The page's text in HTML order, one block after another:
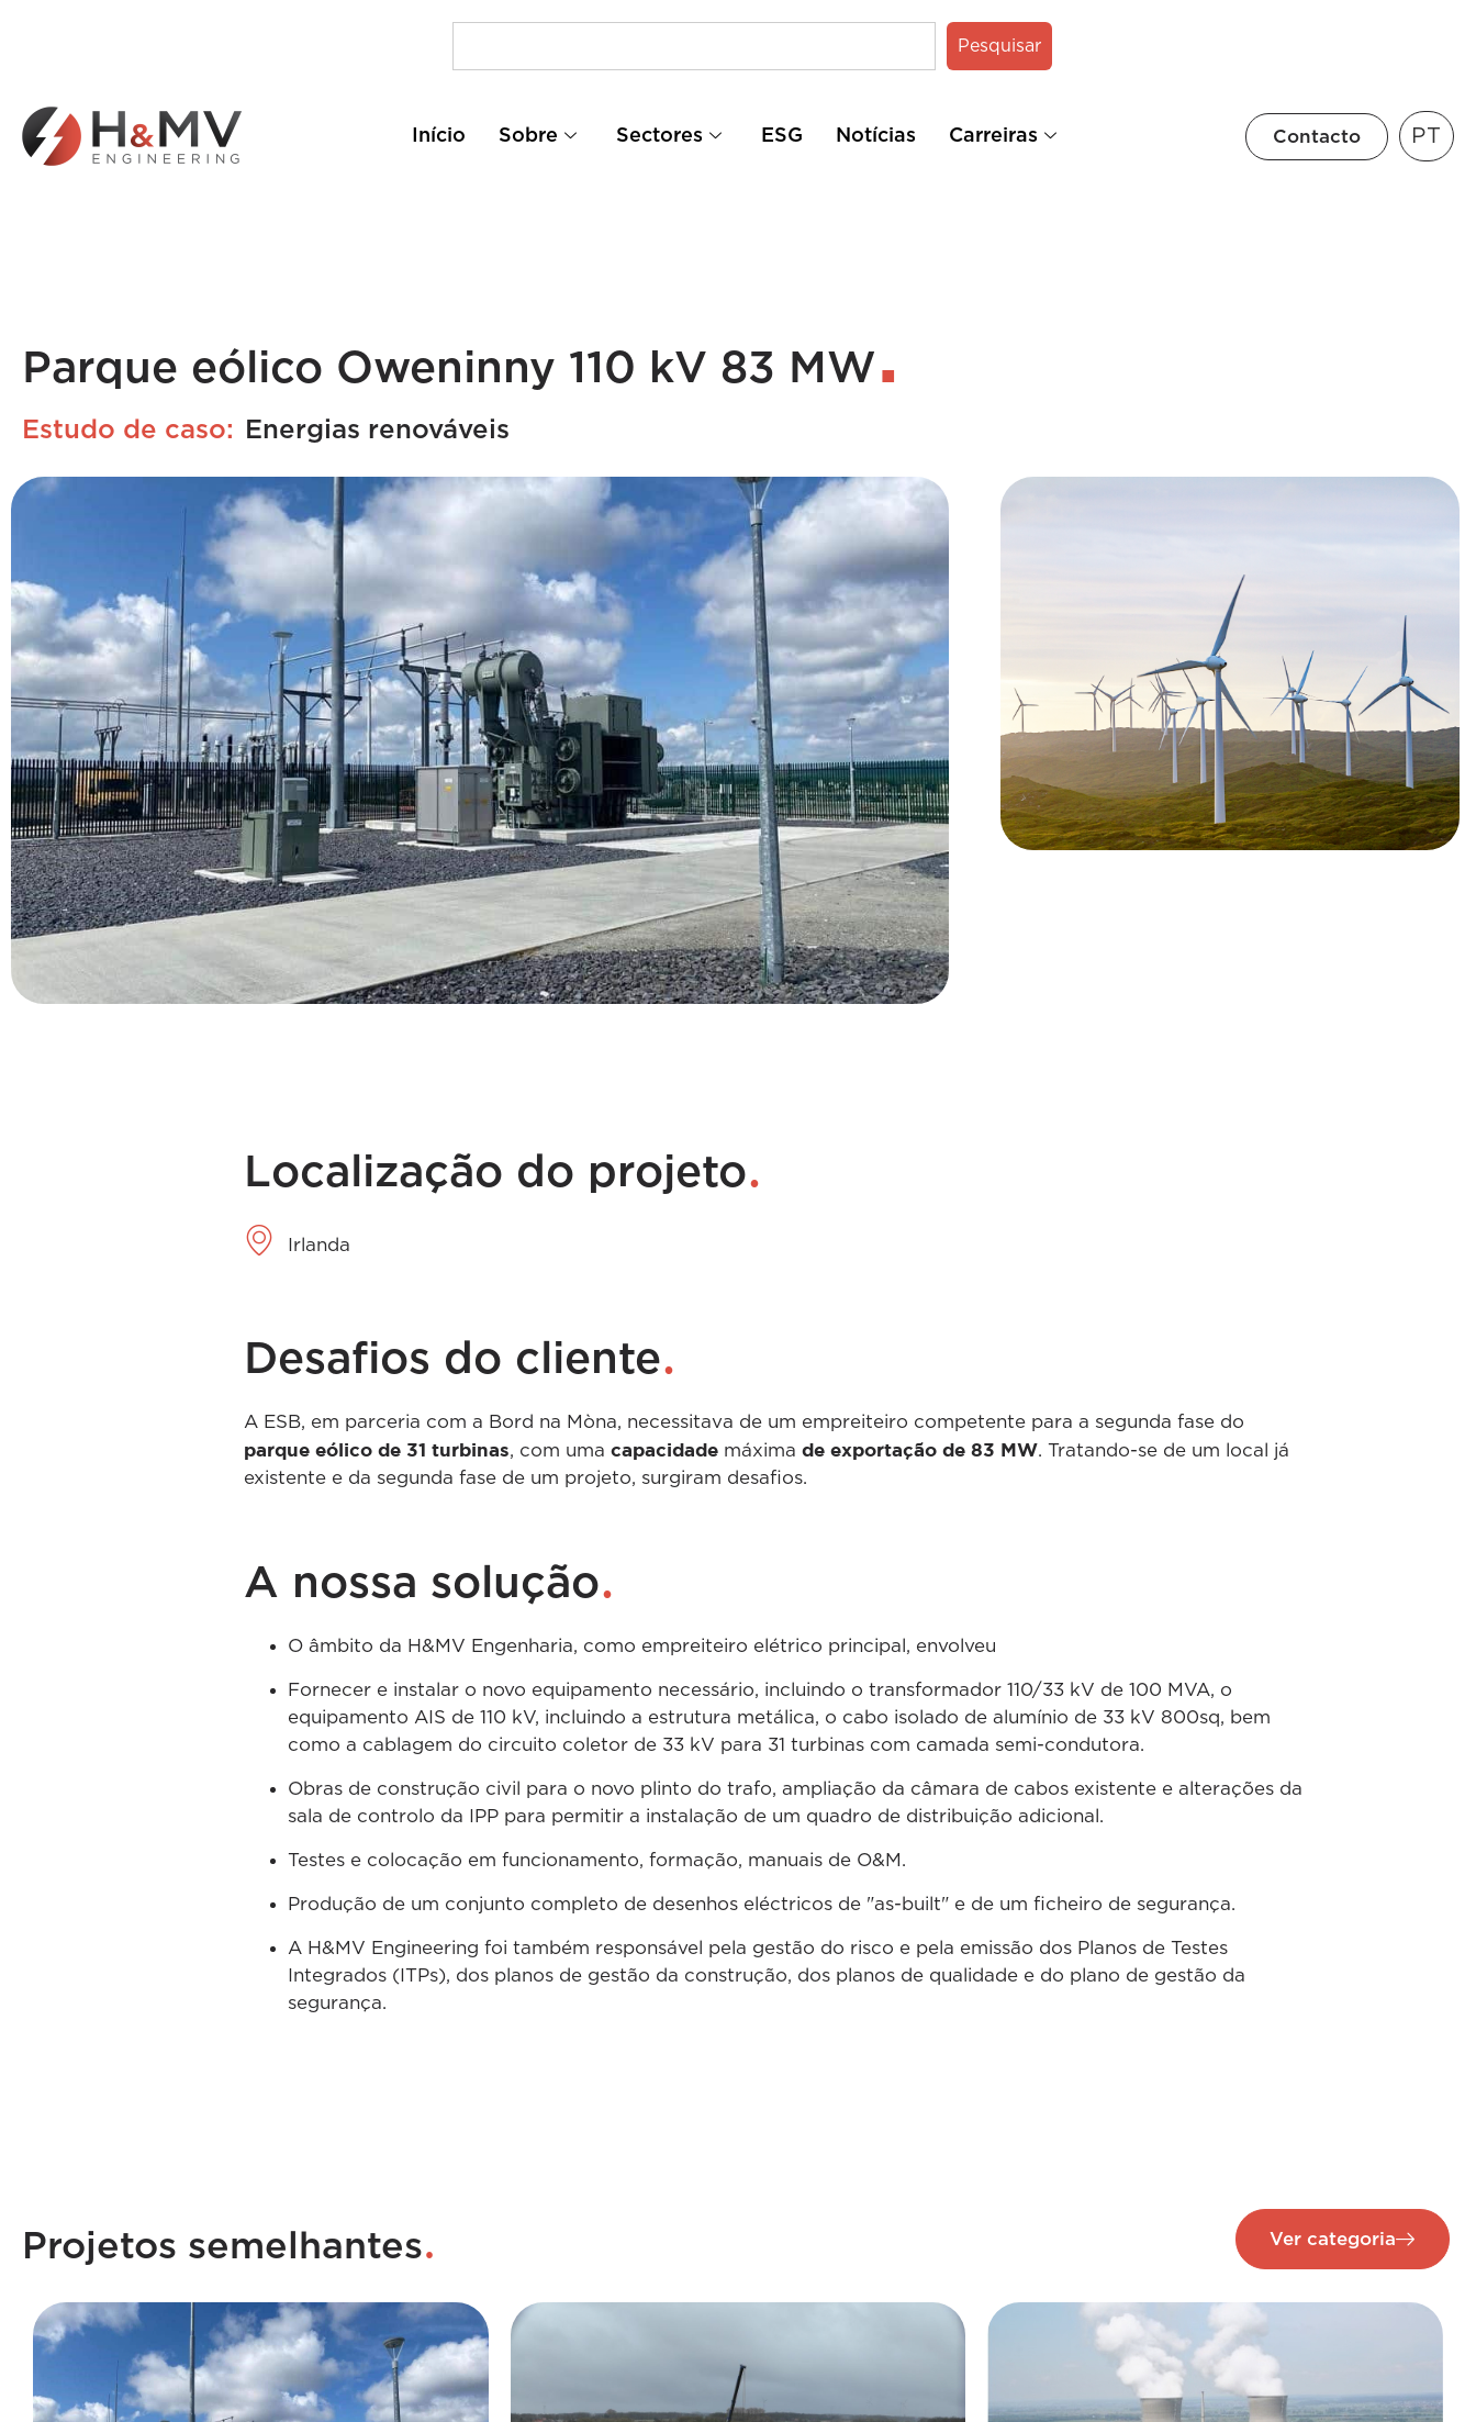
Pesquisar
Início Sobre Sectores ESG Notícias Carreiras Contacto PT
Parque eólico Oweninny 110 kV 83 MW
Estudo de caso: Energias renováveis
Localização do projeto.
Irlanda
Desafios do cliente.
A ESB, em parceria com a Bord na Mòna, necessitava de um empreiteiro competente para a segunda fase do
parque eólico de 31 turbinas, com uma capacidademáxima de exportação de 83 MW. Tratando-se de um local já
existente e da segunda fase de um projeto, surgiram desafios.
A nossa solução.
O âmbito da H&MV Engenharia, como empreiteiro elétrico principal, envolveu
Fornecer e instalar o novo equipamento necessário, incluindo o transformador 110/33 kV de 100 MVA, o
equipamento AIS de 110 kV, incluindo a estrutura metálica, o cabo isolado de alumínio de 33 kV 800sq, bem
como a cablagem do circuito coletor de 33 kV para 31 turbinas com camada semi-condutora.
Obras de construção civil para o novo plinto do trafo, ampliação da câmara de cabos existente e alterações da
sala de controlo da IPP para permitir a instalação de um quadro de distribuição adicional.
Testes e colocação em funcionamento, formação, manuais de O&M.
Produção de um conjunto completo de desenhos eléctricos de "as-built" e de um ficheiro de segurança.
A H&MV Engineering foi também responsável pela gestão do risco e pela emissão dos Planos de Testes
Integrados (ITPs), dos planos de gestão da construção, dos planos de qualidade e do plano de gestão da
segurança.
Projetos semelhantes. Ver categoria